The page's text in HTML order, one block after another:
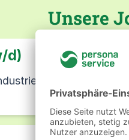
Unsere
d)
& Produktion